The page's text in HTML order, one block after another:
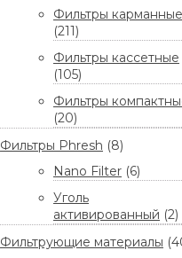
Фильтры карманные
(211)
Фильтры кассетные
(105)
Фильтры
(20)
Фильтры Phresh (8)
Nano Filter (6)
Уголь
активированный (2)
Фильтрующие материалы